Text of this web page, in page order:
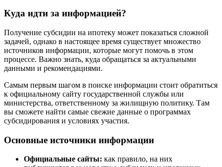
Куда идти за информацией?
Получение субсидии на ипотеку может показаться сложной
задачей, однако в настоящее время существует множество
источников информации, которые могут помочь в этом
процессе. Важно знать, куда обращаться за актуальными
данными и рекомендациями.
Самым первым шагом в поиске информации стоит обратиться
к официальному сайту государственной службы или
министерства, ответственному за жилищную политику. Там
вы сможете найти самые свежие данные о программах
субсидирования и условиях участия.
Основные источники информации
Официальные сайты: как правило, на них